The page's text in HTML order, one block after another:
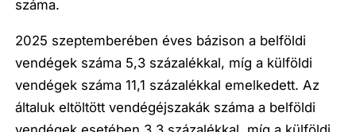
száma.
2025 szeptemberében éves bázison a belföldi
vendégek száma 5,3 százalékkal, míg a külföldi
vendégek száma 11,1 százalékkal emelkedett. Az
általuk eltöltött vendégéjszakák száma a belföldi